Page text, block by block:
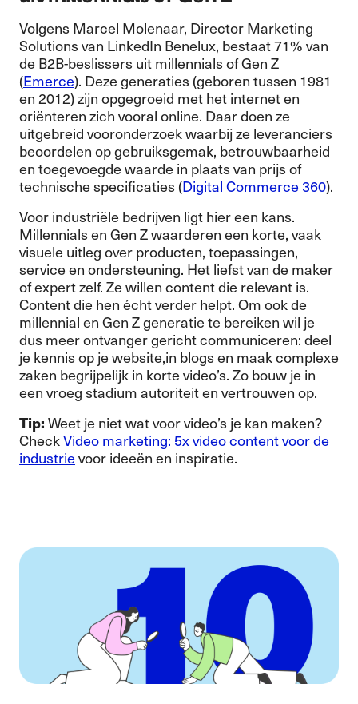
Volgens Marcel Molenaar, Director Marketing
Solutions van LinkedIn Benelux, bestaat 71% van
de B2B-beslissers uit millennials of Gen Z
(Emerce). Deze generaties (geboren tussen 1981
en 2012) zijn opgegroeid met het internet en
oriënteren zich vooral online. Daar doen ze
uitgebreid vooronderzoek waarbij ze leveranciers
beoordelen op gebruiksgemak, betrouwbaarheid
en toegevoegde waarde in plaats van prijs of
technische specificaties (Digital Commerce 360).
Voor industriële bedrijven ligt hier een kans.
Millennials en Gen Z waarderen een korte, vaak
visuele uitleg over producten, toepassingen,
service en ondersteuning. Het liefst van de maker
of expert zelf. Ze willen content die relevant is.
Content die hen écht verder helpt. Om ook de
millennial en Gen Z generatie te bereiken wil je
dus meer ontvanger gericht communiceren: deel
je kennis op je website,in blogs en maak complexe
zaken begrijpelijk in korte video’s. Zo bouw je in
een vroeg stadium autoriteit en vertrouwen op.
Tip: Weet je niet wat voor video’s je kan maken?
CheckVideo marketing: 5x video content voor de
industrievoor ideeën en inspiratie.